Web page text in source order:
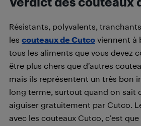
Résistants, polyvalents,
les couteaux de Cutco viennent à
tous les aliments que vous devez
être plus chers que d’autres
mais ils représentent un très bon
long terme, surtout quand on sait
aiguiser gratuitement par Cutco.
avec les couteaux Cutco, c’est que